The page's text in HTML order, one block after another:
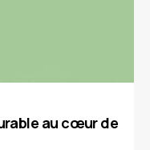
au cœur de